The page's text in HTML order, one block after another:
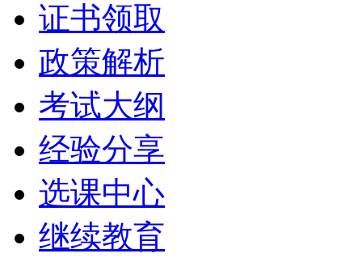
证书领取
政策解析
考试大纲
经验分享
选课中心
继续教育